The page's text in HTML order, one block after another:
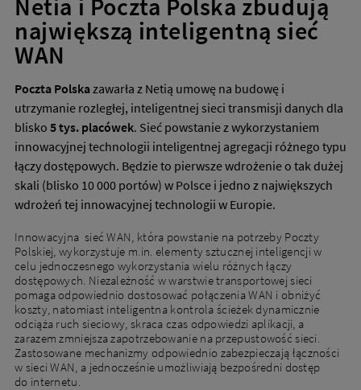
Netia i Poczta Polska zbudują
największą inteligentną sieć
WAN
Poczta Polskazawarła z Netią umowę na budowę i
utrzymanie rozległej, inteligentnej sieci transmisji danych dla
blisko 5 tys. placówek. Sieć powstanie z wykorzystaniem
innowacyjnej technologii inteligentnej agregacji różnego typu
łączy dostępowych. Będzie to pierwsze wdrożenie o tak dużej
skali (blisko 10 000 portów) w Polsce i jedno z największych
wdrożeń tej innowacyjnej technologii w Europie.
Innowacyjna sieć WAN, która powstanie na potrzeby Poczty
Polskiej, wykorzystuje m.in. elementy sztucznej inteligencji w
celu jednoczesnego wykorzystania wielu różnych łączy
dostępowych. Niezależność w warstwie transportowej sieci
pomaga odpowiednio dostosować połączenia WAN i obniżyć
koszty, natomiast inteligentna kontrola ścieżek dynamicznie
odciąża ruch sieciowy, skraca czas odpowiedzi aplikacji, a
zarazem zmniejsza zapotrzebowanie na przepustowość sieci.
Zastosowane mechanizmy odpowiednio zabezpieczają łączności
w sieci WAN, a jednocześnie umożliwiają bezpośredni dostęp
do internetu.